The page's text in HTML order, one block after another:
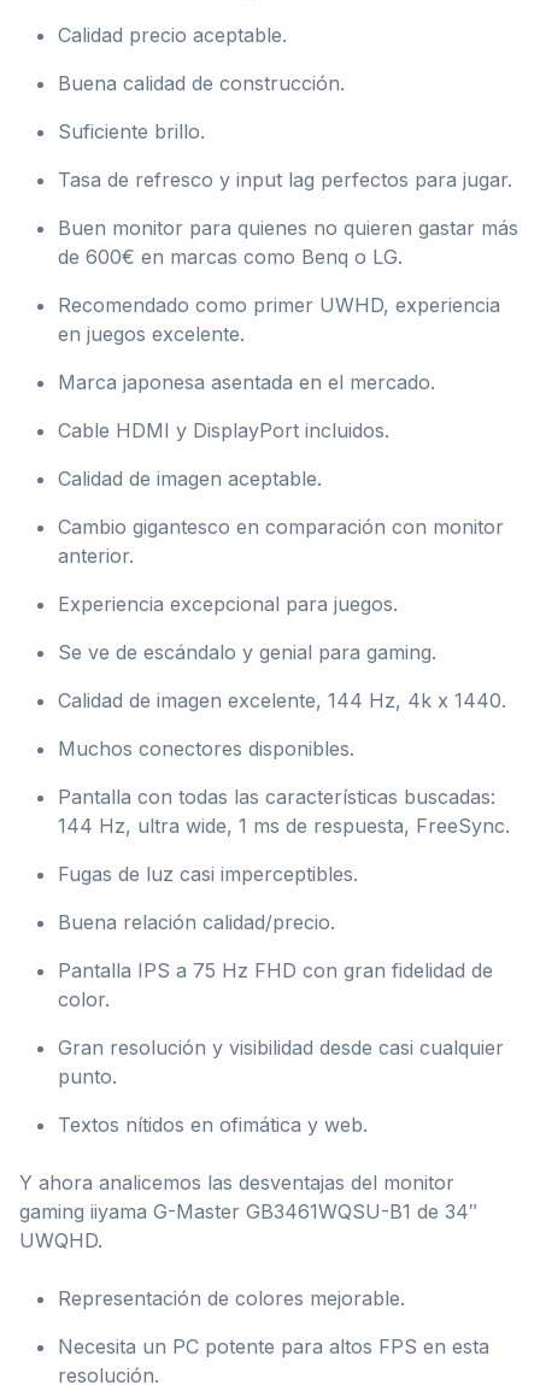
Calidad precio aceptable.
Buena calidad de construcción.
Suficiente brillo.
Tasa de refresco y input lag perfectos para jugar.
Buen monitor para quienes no quieren gastar más
de 600€ en marcas como Benq o LG.
Recomendado como primer UWHD, experiencia
en juegos excelente.
Marca japonesa asentada en el mercado.
Cable HDMI y DisplayPort incluidos.
Calidad de imagen aceptable.
Cambio gigantesco en comparación con monitor
anterior.
Experiencia excepcional para juegos.
Se ve de escándalo y genial para gaming.
Calidad de imagen excelente, 144 Hz, 4k x 1440.
Muchos conectores disponibles.
Pantalla con todas las características buscadas:
144 Hz, ultra wide, 1 ms de respuesta, FreeSync.
Fugas de luz casi imperceptibles.
Buena relación calidad/precio.
Pantalla IPS a 75 Hz FHD con gran fidelidad de
color.
Gran resolución y visibilidad desde casi cualquier
punto.
Textos nítidos en ofimática y web.
Y ahora analicemos las desventajas del monitor
gaming iiyama G-Master GB3461WQSU-B1 de 34″
UWQHD.
Representación de colores mejorable.
Necesita un PC potente para altos FPS en esta
resolución.